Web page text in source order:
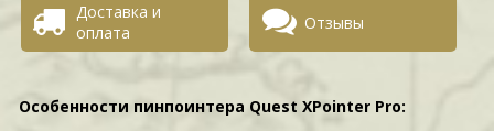
Доставка и
оплата
Отзывы
Особенности пинпоинтера Quest XPointer Pro: